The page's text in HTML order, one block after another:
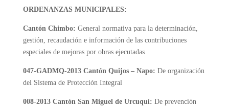
ORDENANZAS MUNICIPALES:
Cantón Chimbo: General normativa para la determinación,
gestión, recaudación e información de las contribuciones
especiales de mejoras por obras ejecutadas
047-GADMQ-2013 Cantón Quijos – Napo: De organización
del Sistema de Protección Integral
008-2013 Cantón San Miguel de Urcuquí: De prevención